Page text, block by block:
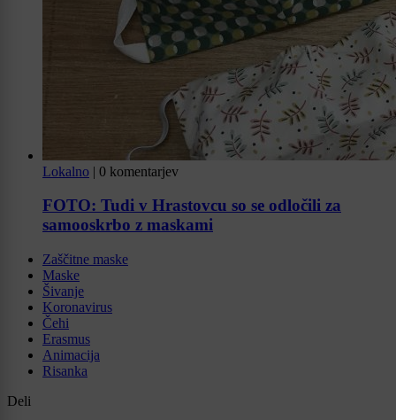
Lokalno | 0 komentarjev
FOTO: Tudi v Hrastovcu so se odločili za
samooskrbo z maskami
Zaščitne maske
Maske
Šivanje
Koronavirus
Čehi
Erasmus
Animacija
Risanka
Deli